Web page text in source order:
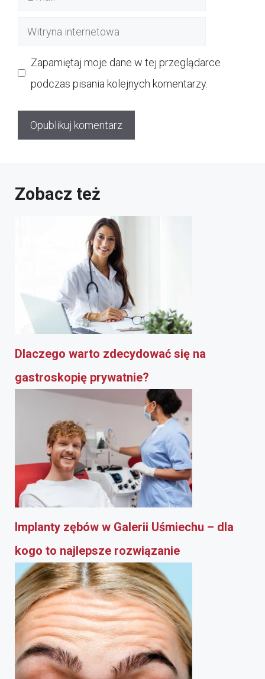
Witryna
Zapamiętaj moje dane w tej przeglądarce
podczas pisania kolejnych komentarzy.
Zobacz też
Dlaczego warto zdecydować się na
gastroskopię prywatnie?
Implanty zębów w Galerii Uśmiechu – dla
kogo to najlepsze rozwiązanie